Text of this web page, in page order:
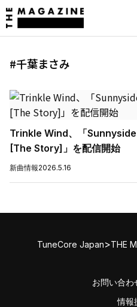
#千葉まさみ
Trinkle Wind、「
[The Story]」を配信開始
新曲情報2026.5.16
TuneCore Japan>THE
お問い合わ
情報